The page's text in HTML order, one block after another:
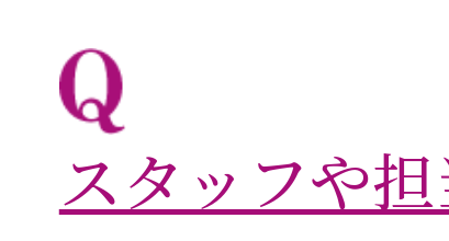
スタッフや